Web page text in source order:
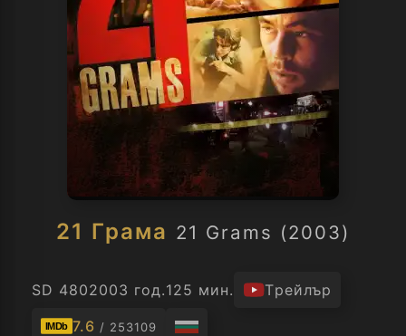
21 Грама 21 Grams (2003)
SD 4802003 год.125 мин. Трейлър
IMDb 7.6 / 253109